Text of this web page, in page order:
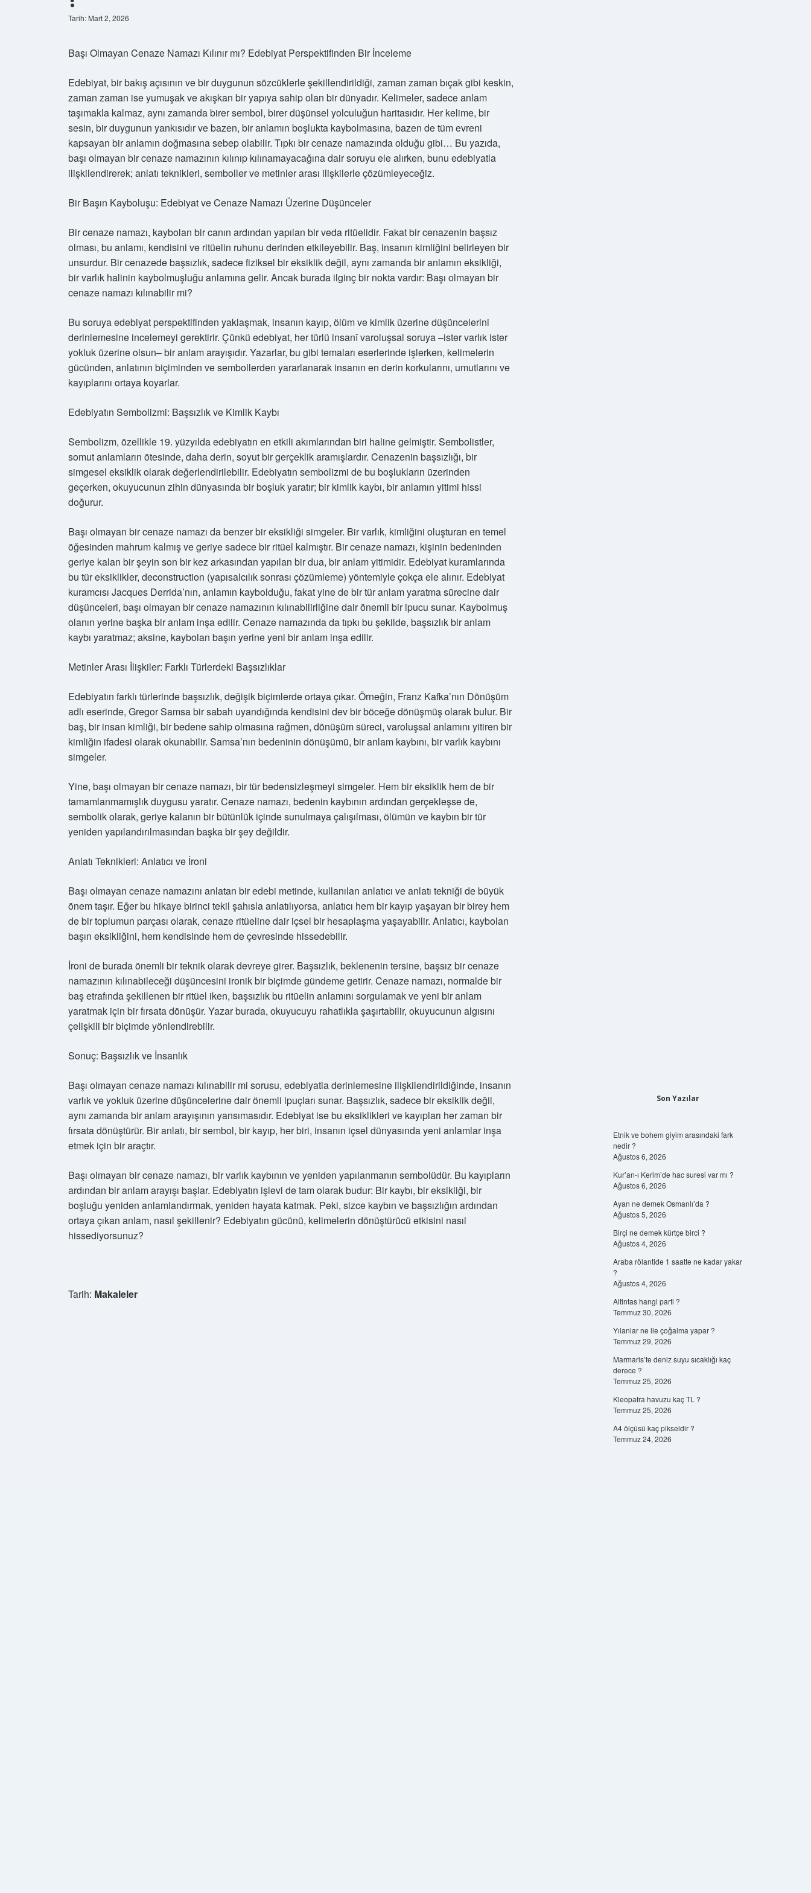
Tarih: Mart 2, 2026
Başı Olmayan Cenaze Namazı Kılınır mı? Edebiyat Perspektifinden Bir İnceleme
Edebiyat, bir bakış açısının ve bir duygunun sözcüklerle şekillendirildiği, zaman zaman bıçak gibi keskin,
zaman zaman ise yumuşak ve akışkan bir yapıya sahip olan bir dünyadır. Kelimeler, sadece anlam
taşımakla kalmaz, aynı zamanda birer sembol, birer düşünsel yolculuğun haritasıdır. Her kelime, bir
sesin, bir duygunun yankısıdır ve bazen, bir anlamın boşlukta kaybolmasına, bazen de tüm evreni
kapsayan bir anlamın doğmasına sebep olabilir. Tıpkı bir cenaze namazında olduğu gibi… Bu yazıda,
başı olmayan bir cenaze namazının kılınıp kılınamayacağına dair soruyu ele alırken, bunu edebiyatla
ilişkilendirerek; anlatı teknikleri, semboller ve metinler arası ilişkilerle çözümleyeceğiz.
Bir Başın Kayboluşu: Edebiyat ve Cenaze Namazı Üzerine Düşünceler
Bir cenaze namazı, kaybolan bir canın ardından yapılan bir veda ritüelidir. Fakat bir cenazenin başsız
olması, bu anlamı, kendisini ve ritüelin ruhunu derinden etkileyebilir. Baş, insanın kimliğini belirleyen bir
unsurdur. Bir cenazede başsızlık, sadece fiziksel bir eksiklik değil, aynı zamanda bir anlamın eksikliği,
bir varlık halinin kaybolmuşluğu anlamına gelir. Ancak burada ilginç bir nokta vardır: Başı olmayan bir
cenaze namazı kılınabilir mi?
Bu soruya edebiyat perspektifinden yaklaşmak, insanın kayıp, ölüm ve kimlik üzerine düşüncelerini
derinlemesine incelemeyi gerektirir. Çünkü edebiyat, her türlü insanî varoluşsal soruya –ister varlık ister
yokluk üzerine olsun– bir anlam arayışıdır. Yazarlar, bu gibi temaları eserlerinde işlerken, kelimelerin
gücünden, anlatının biçiminden ve sembollerden yararlanarak insanın en derin korkularını, umutlarını ve
kayıplarını ortaya koyarlar.
Edebiyatın Sembolizmi: Başsızlık ve Kimlik Kaybı
Sembolizm, özellikle 19. yüzyılda edebiyatın en etkili akımlarından biri haline gelmiştir. Sembolistler,
somut anlamların ötesinde, daha derin, soyut bir gerçeklik aramışlardır. Cenazenin başsızlığı, bir
simgesel eksiklik olarak değerlendirilebilir. Edebiyatın sembolizmi de bu boşlukların üzerinden
geçerken, okuyucunun zihin dünyasında bir boşluk yaratır; bir kimlik kaybı, bir anlamın yitimi hissi
doğurur.
Başı olmayan bir cenaze namazı da benzer bir eksikliği simgeler. Bir varlık, kimliğini oluşturan en temel
öğesinden mahrum kalmış ve geriye sadece bir ritüel kalmıştır. Bir cenaze namazı, kişinin bedeninden
geriye kalan bir şeyin son bir kez arkasından yapılan bir dua, bir anlam yitimidir. Edebiyat kuramlarında
bu tür eksiklikler, deconstruction (yapısalcılık sonrası çözümleme) yöntemiyle çokça ele alınır. Edebiyat
kuramcısı Jacques Derrida’nın, anlamın kaybolduğu, fakat yine de bir tür anlam yaratma sürecine dair
düşünceleri, başı olmayan bir cenaze namazının kılınabilirliğine dair önemli bir ipucu sunar. Kaybolmuş
olanın yerine başka bir anlam inşa edilir. Cenaze namazında da tıpkı bu şekilde, başsızlık bir anlam
kaybı yaratmaz; aksine, kaybolan başın yerine yeni bir anlam inşa edilir.
Metinler Arası İlişkiler: Farklı Türlerdeki Başsızlıklar
Edebiyatın farklı türlerinde başsızlık, değişik biçimlerde ortaya çıkar. Örneğin, Franz Kafka’nın Dönüşüm
adlı eserinde, Gregor Samsa bir sabah uyandığında kendisini dev bir böceğe dönüşmüş olarak bulur. Bir
baş, bir insan kimliği, bir bedene sahip olmasına rağmen, dönüşüm süreci, varoluşsal anlamını yitiren bir
kimliğin ifadesi olarak okunabilir. Samsa’nın bedeninin dönüşümü, bir anlam kaybını, bir varlık kaybını
simgeler.
Yine, başı olmayan bir cenaze namazı, bir tür bedensizleşmeyi simgeler. Hem bir eksiklik hem de bir
tamamlanmamışlık duygusu yaratır. Cenaze namazı, bedenin kaybının ardından gerçekleşse de,
sembolik olarak, geriye kalanın bir bütünlük içinde sunulmaya çalışılması, ölümün ve kaybın bir tür
yeniden yapılandırılmasından başka bir şey değildir.
Anlatı Teknikleri: Anlatıcı ve İroni
Başı olmayan cenaze namazını anlatan bir edebi metinde, kullanılan anlatıcı ve anlatı tekniği de büyük
önem taşır. Eğer bu hikaye birinci tekil şahısla anlatılıyorsa, anlatıcı hem bir kayıp yaşayan bir birey hem
de bir toplumun parçası olarak, cenaze ritüeline dair içsel bir hesaplaşma yaşayabilir. Anlatıcı, kaybolan
başın eksikliğini, hem kendisinde hem de çevresinde hissedebilir.
İroni de burada önemli bir teknik olarak devreye girer. Başsızlık, beklenenin tersine, başsız bir cenaze
namazının kılınabileceği düşüncesini ironik bir biçimde gündeme getirir. Cenaze namazı, normalde bir
baş etrafında şekillenen bir ritüel iken, başsızlık bu ritüelin anlamını sorgulamak ve yeni bir anlam
yaratmak için bir fırsata dönüşür. Yazar burada, okuyucuyu rahatlıkla şaşırtabilir, okuyucunun algısını
çelişkili bir biçimde yönlendirebilir.
Sonuç: Başsızlık ve İnsanlık
Başı olmayan cenaze namazı kılınabilir mi sorusu, edebiyatla derinlemesine ilişkilendirildiğinde, insanın
varlık ve yokluk üzerine düşüncelerine dair önemli ipuçları sunar. Başsızlık, sadece bir eksiklik değil,
aynı zamanda bir anlam arayışının yansımasıdır. Edebiyat ise bu eksiklikleri ve kayıpları her zaman bir
fırsata dönüştürür. Bir anlatı, bir sembol, bir kayıp, her biri, insanın içsel dünyasında yeni anlamlar inşa
etmek için bir araçtır.
Başı olmayan bir cenaze namazı, bir varlık kaybının ve yeniden yapılanmanın sembolüdür. Bu kayıpların
ardından bir anlam arayışı başlar. Edebiyatın işlevi de tam olarak budur: Bir kaybı, bir eksikliği, bir
boşluğu yeniden anlamlandırmak, yeniden hayata katmak. Peki, sizce kaybın ve başsızlığın ardından
ortaya çıkan anlam, nasıl şekillenir? Edebiyatın gücünü, kelimelerin dönüştürücü etkisini nasıl
hissediyorsunuz?
Tarih: Makaleler
Son Yazılar
Etnik ve bohem giyim arasındaki fark
nedir ?
Ağustos 6, 2026
Kur’an-ı Kerim’de hac suresi var mı ?
Ağustos 6, 2026
Ayan ne demek Osmanlı’da ?
Ağustos 5, 2026
Birçi ne demek kürtçe birci ?
Ağustos 4, 2026
Araba rölantide 1 saatte ne kadar yakar
?
Ağustos 4, 2026
Altintas hangi parti ?
Temmuz 30, 2026
Yılanlar ne ile çoğalma yapar ?
Temmuz 29, 2026
Marmaris’te deniz suyu sıcaklığı kaç
derece ?
Temmuz 25, 2026
Kleopatra havuzu kaç TL ?
Temmuz 25, 2026
A4 ölçüsü kaç pikseldir ?
Temmuz 24, 2026